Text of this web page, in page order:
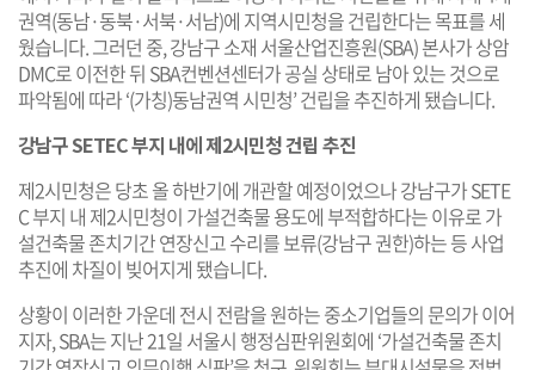
권역(동남·동북·서북·서남)에 지역시민청을 건립한다는 목표를 세
웠습니다. 그러던 중, 강남구 소재 서울산업진흥원(SBA) 본사가 상암
DMC로 이전한 뒤 SBA컨벤션센터가 공실 상태로 남아 있는 것으로
파악됨에 따라 ‘(가칭)동남권역 시민청’ 건립을 추진하게 됐습니다.
강남구 SETEC 부지 내에 제2시민청 건립 추진
제2시민청은 당초 올 하반기에 개관할 예정이었으나 강남구가 SETE
C 부지 내 제2시민청이 가설건축물 용도에 부적합하다는 이유로 가
설건축물 존치기간 연장신고 수리를 보류(강남구 권한)하는 등 사업
추진에 차질이 빚어지게 됐습니다.
상황이 이러한 가운데 전시 전람을 원하는 중소기업들의 문의가 이어
지자, SBA는 지난 21일 서울시 행정심판위원회에 ‘가설건축물 존치